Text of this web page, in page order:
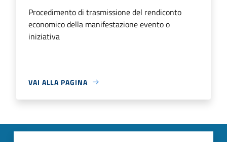
Procedimento di trasmissione del rendiconto
economico della manifestazione evento o
iniziativa
VAI ALLA PAGINA